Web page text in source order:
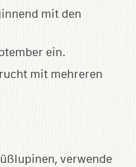
mit den
ein.
mit mehreren
verwende